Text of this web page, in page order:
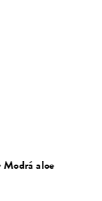
aloe